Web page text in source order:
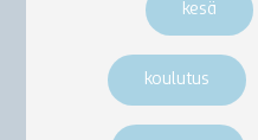
kesä
koulutus